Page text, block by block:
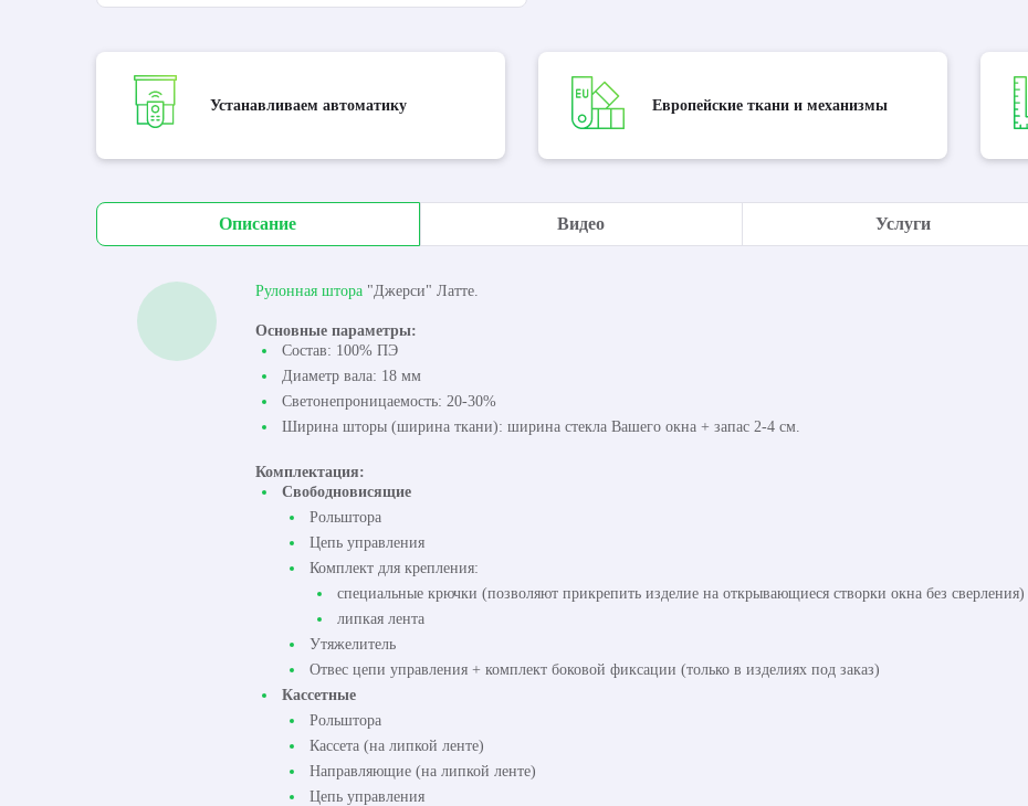
Устанавливаем автоматику Европейские ткани и механизмы
Описание Видео Услуги
Рулонная штора "Джерси" Латте.
Основные параметры:
Состав: 100% ПЭ
Диаметр вала: 18 мм
Светонепроницаемость: 20-30%
Ширина шторы (ширина ткани): ширина стекла Вашего окна + запас 2-4 см.
Комплектация:
Свободновисящие
Рольштора
Цепь управления
Комплект для крепления:
специальные крючки (позволяют прикрепить изделие на открывающиеся створки окна без сверления)
липкая лента
Утяжелитель
Отвес цепи управления + комплект боковой фиксации (только в изделиях под заказ)
Кассетные
Рольштора
Кассета (на липкой ленте)
Направляющие (на липкой ленте)
Цепь управления